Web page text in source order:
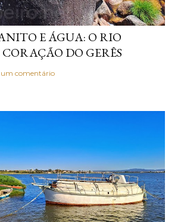
E ÁGUA: O RIO
DO GERÊS
comentário